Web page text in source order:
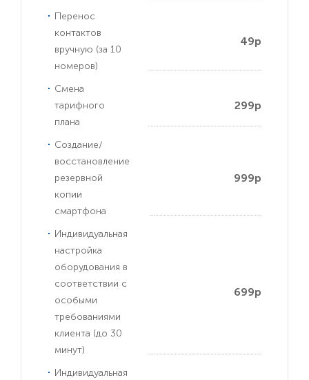
Перенос
контактов
вручную (за 10
номеров)
49р
Смена
тарифного
плана
299р
Создание/
восстановление
резервной
копии
смартфона
999р
Индивидуальная
настройка
оборудования в
соответствии с
особыми
требованиями
клиента (до 30
минут)
699р
Индивидуальная